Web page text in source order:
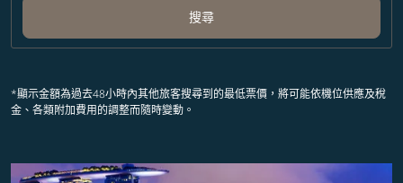
搜尋
*顯示金額為過去48小時內其他旅客搜尋到的最低票價，將可能依機位供應及稅
金、各類附加費用的調整而隨時變動。